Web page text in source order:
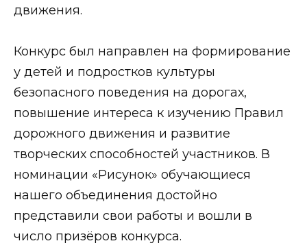
движения.
Конкурс был направлен на формирование
у детей и подростков культуры
безопасного поведения на дорогах,
повышение интереса к изучению Правил
дорожного движения и развитие
творческих способностей участников. В
номинации «Рисунок» обучающиеся
нашего объединения достойно
представили свои работы и вошли в
число призёров конкурса.